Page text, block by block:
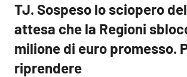
TJ. Sospeso lo sciopero
attesa che la Regioni
milione di euro promesso.
riprendere